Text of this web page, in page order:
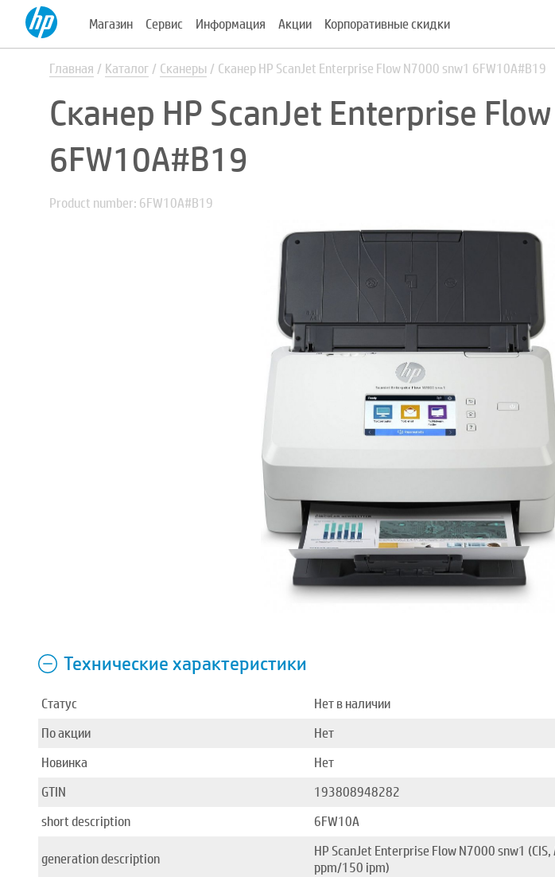
Магазин Сервис Информация Акции Корпоративные скидки
Главная Каталог Сканеры Сканер HP ScanJet Enterprise Flow N7000 snw1 6FW10A#B19
Сканер HP ScanJet Enterprise
6FW10A#B19
Product number: 6FW10A#B19
Технические характеристики
Статус
Нет в наличии
По акции
Нет
Новинка
Нет
GTIN
193808948282
short description
6FW10A
generation description
HP ScanJet Enterprise Flow N7000 snw1
ppm/150 ipm)